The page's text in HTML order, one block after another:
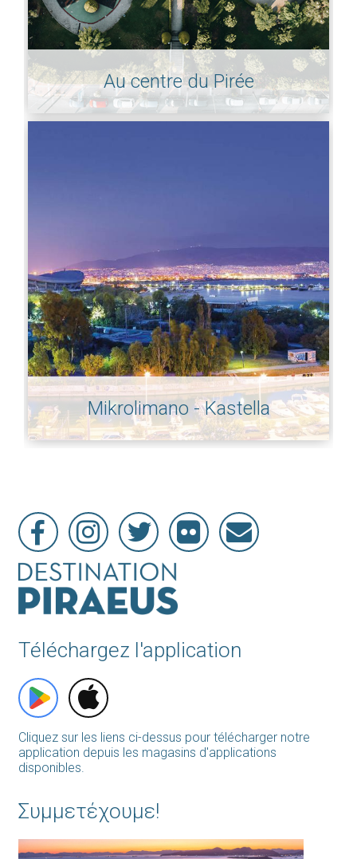
Au centre du Pirée
Mikrolimano - Kastella
Téléchargez l'application
Cliquez sur les liens ci-dessus pour télécharger notre
application depuis les magasins d'applications
disponibles.
Συμμετέχουμε!